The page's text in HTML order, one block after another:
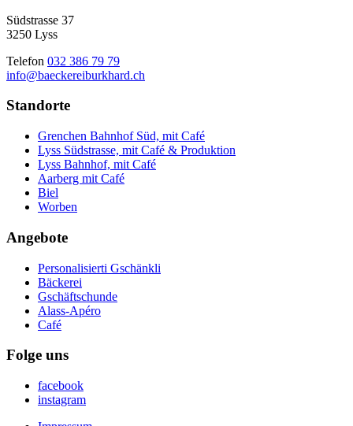
Südstrasse 37
3250 Lyss
Telefon 032 386 79 79
info@baeckereiburkhard.ch
Standorte
Grenchen Bahnhof Süd, mit Café
Lyss Südstrasse, mit Café & Produktion
Lyss Bahnhof, mit Café
Aarberg mit Café
Biel
Worben
Angebote
Personalisierti Gschänkli
Bäckerei
Gschäftschunde
Alass-Apéro
Café
Folge uns
facebook
instagram